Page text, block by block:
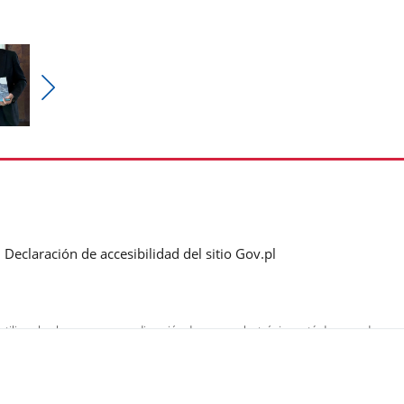
Declaración de accesibilidad del sitio Gov.pl
el enlace que es una dirección de correo electrónico está de acuerdo
de datos personales.